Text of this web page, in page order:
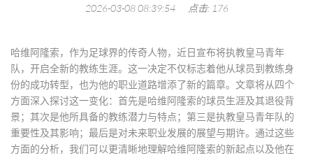
2026-03-08 08:39:54 点击: 176
哈维阿隆索，作为足球界的传奇人物，近日宣布将执教皇马青年
队，开启全新的教练生涯。这一决定不仅标志着他从球员到教练身
份的成功转型，也为他的职业道路增添了新的篇章。文章将从四个
方面深入探讨这一变化：首先是哈维阿隆索的球员生涯及其退役背
景；其次是他所具备的教练潜力与特点；第三是执教皇马青年队的
重要性及其影响；最后是对未来职业发展的展望与期许。通过这些
方面的分析，我们可以更清晰地理解哈维阿隆索的新起点以及他在